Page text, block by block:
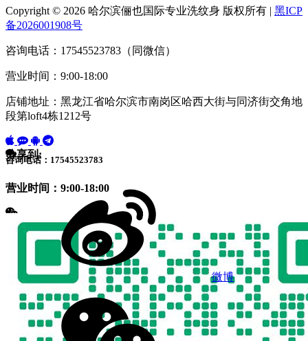
Copyright © 2026 哈尔滨俪也国际专业洗纹身 版权所有 | 黑ICP
备2026001908号
咨询电话：17545523783（同微信）
营业时间：9:00-18:00
店铺地址：黑龙江省哈尔滨市南岗区哈西大街与同济街交角地
段第loft4栋1212号
咨询电话：17545523783
营业时间：9:00-18:00
分享到:
微博